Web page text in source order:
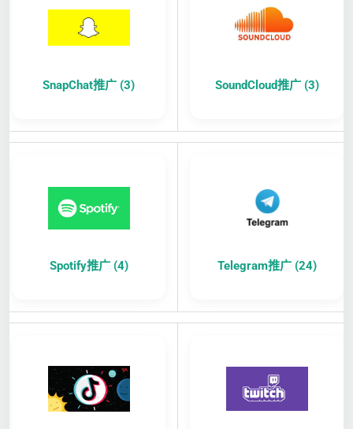
SnapChat推广 (3) SoundCloud推广 (3)
Spotify推广 (4) Telegram推广 (24)